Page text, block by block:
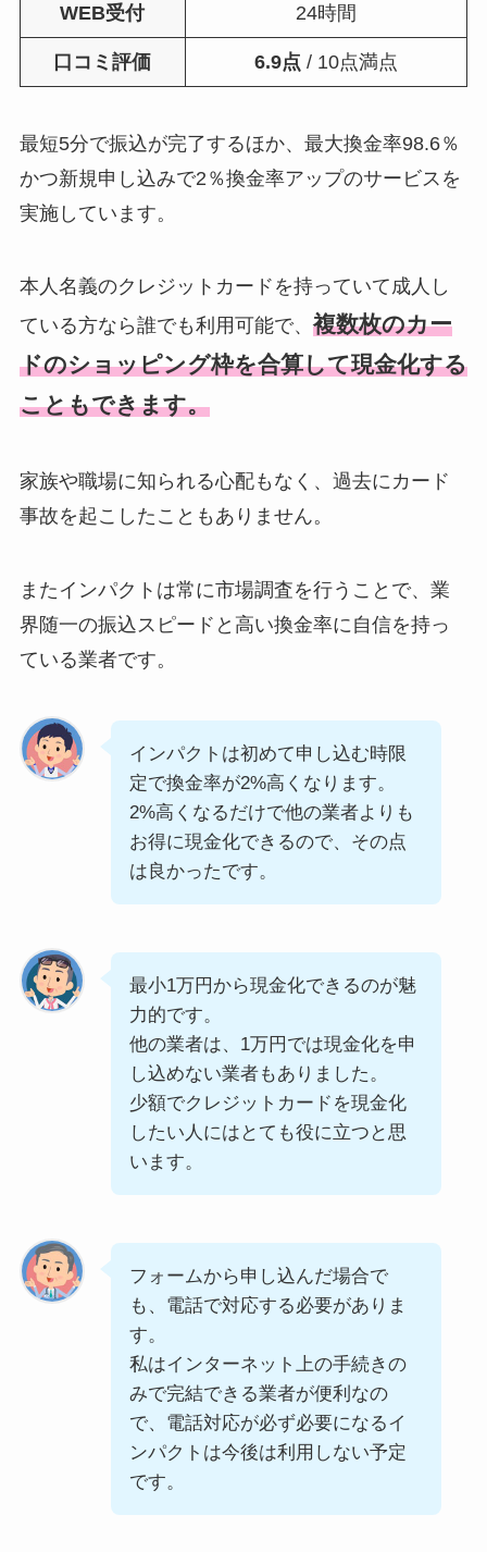
WEB受付 24時間
口コミ評価 6.9点 / 10点満点
最短5分で振込が完了するほか、最大換金率98.6％
かつ新規申し込みで2％換金率アップのサービスを
実施しています。
本人名義のクレジットカードを持っていて成人し
ている方なら誰でも利用可能で、 複数枚のカー
ドのショッピング枠を合算して現金化する
こともできます。
家族や職場に知られる心配もなく、過去にカード
事故を起こしたこともありません。
またインパクトは常に市場調査を行うことで、業
界随一の振込スピードと高い換金率に自信を持っ
ている業者です。
インパクトは初めて申し込む時限
定で換金率が2%高くなります。
2%高くなるだけで他の業者よりも
お得に現金化できるので、その点
は良かったです。
最小1万円から現金化できるのが魅
力的です。
他の業者は、1万円では現金化を申
し込めない業者もありました。
少額でクレジットカードを現金化
したい人にはとても役に立つと思
います。
フォームから申し込んだ場合で
も、電話で対応する必要がありま
す。
私はインターネット上の手続きの
みで完結できる業者が便利なの
で、電話対応が必ず必要になるイ
ンパクトは今後は利用しない予定
です。